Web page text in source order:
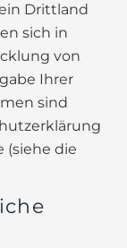
Drittland
sich in
von
Ihrer
sind
(siehe die